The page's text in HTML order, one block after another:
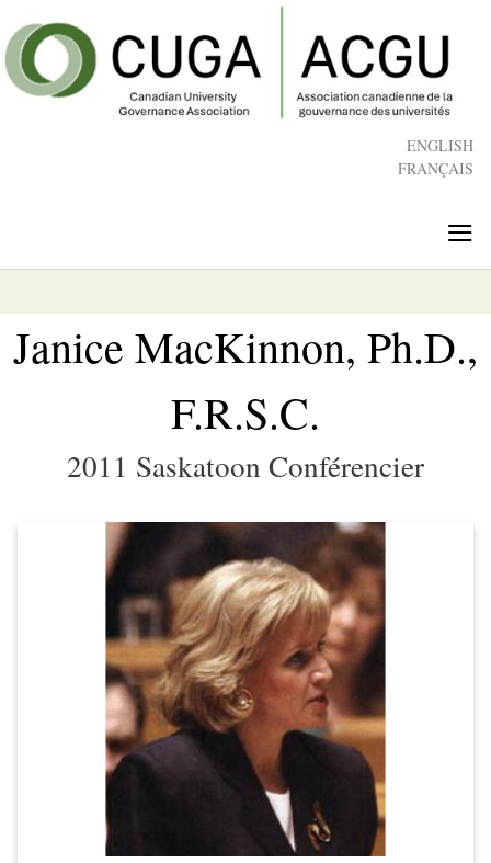
to
main
content
ENGLISH
FRANÇAIS
≡
Janice MacKinnon, Ph.D.,
F.R.S.C.
2011 Saskatoon Conférencier